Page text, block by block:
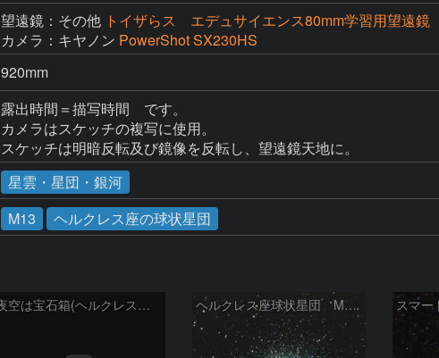
望遠鏡：その他 トイザらス エデュサイエンス80mm学習用望遠鏡
カメラ：キヤノン PowerShot SX230HS
920mm
露出時間＝描写時間　です。
カメラはスケッチの複写に使用。
スケッチは明暗反転及び鏡像を反転し、望遠鏡天地に。
星雲・星団・銀河
M13 ヘルクレス座の球状星団
夜空は宝石箱(ヘルクレス座 M13) Seestar50 ヘルクレス座球状星団 M１３（RGB合成）